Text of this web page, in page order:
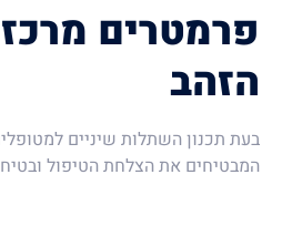
פרמטרים
הזהב
בעת תכנון השתלות שיניים
המבטיחים את הצלחת הטיפול